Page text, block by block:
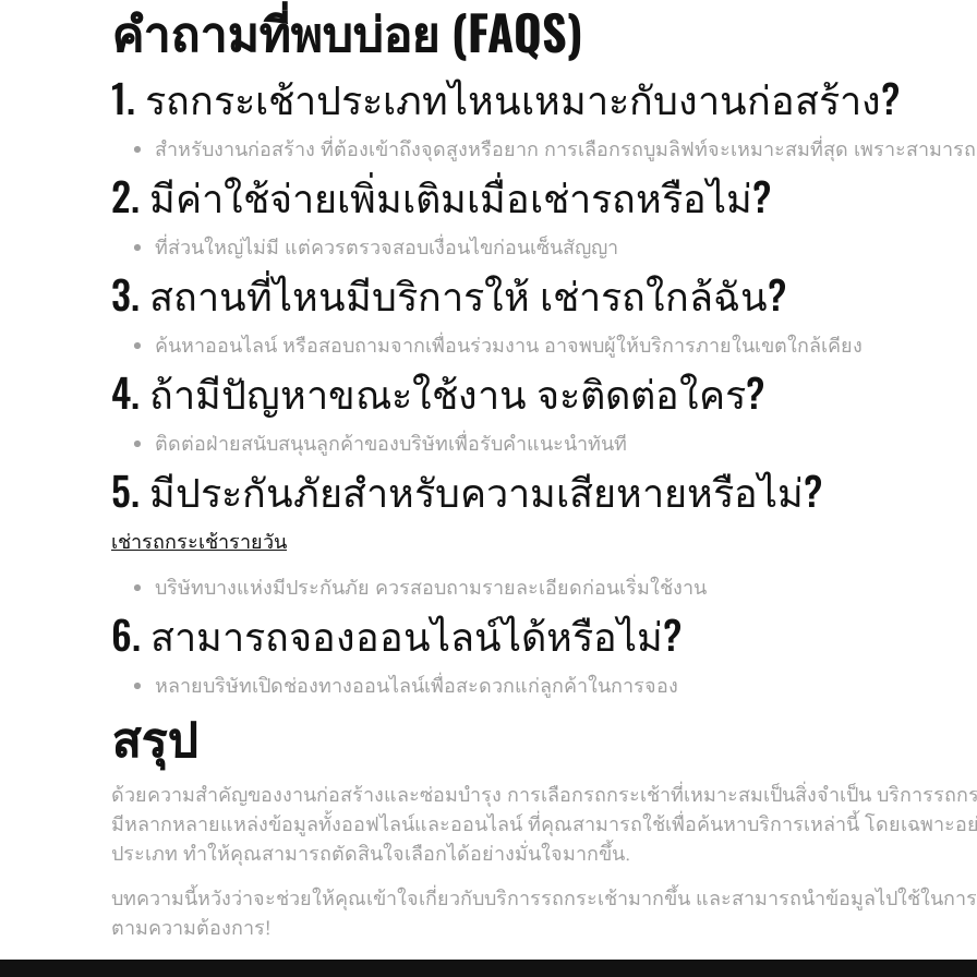
คำถามที่พบบ่อย (FAQS)
1. รถกระเช้าประเภทไหนเหมาะกับงานก่อสร้าง?
สำหรับงานก่อสร้าง ที่ต้องเข้าถึงจุดสูงหรือยาก การเลือกรถบูมลิฟท์จะเหมาะสมที่สุด เพราะสามาร
2. มีค่าใช้จ่ายเพิ่มเติมเมื่อเช่ารถหรือไม่?
ที่ส่วนใหญ่ไม่มี แต่ควรตรวจสอบเงื่อนไขก่อนเซ็นสัญญา
3. สถานที่ไหนมีบริการให้ เช่ารถใกล้ฉัน?
ค้นหาออนไลน์ หรือสอบถามจากเพื่อนร่วมงาน อาจพบผู้ให้บริการภายในเขตใกล้เคียง
4. ถ้ามีปัญหาขณะใช้งาน จะติดต่อใคร?
ติดต่อฝ่ายสนับสนุนลูกค้าของบริษัทเพื่อรับคำแนะนำทันที
5. มีประกันภัยสำหรับความเสียหายหรือไม่?
เช่ารถกระเช้ารายวัน
บริษัทบางแห่งมีประกันภัย ควรสอบถามรายละเอียดก่อนเริ่มใช้งาน
6. สามารถจองออนไลน์ได้หรือไม่?
หลายบริษัทเปิดช่องทางออนไลน์เพื่อสะดวกแก่ลูกค้าในการจอง
สรุป
ด้วยความสำคัญของงานก่อสร้างและซ่อมบำรุง การเลือกรถกระเช้าที่เหมาะสมเป็นสิ่งจำเป็น บริการรถ
มีหลากหลายแหล่งข้อมูลทั้งออฟไลน์และออนไลน์ ที่คุณสามารถใช้เพื่อค้นหาบริการเหล่านี้ โดยเฉพาะอ
ประเภท ทำให้คุณสามารถตัดสินใจเลือกได้อย่างมั่นใจมากขึ้น.
บทความนี้หวังว่าจะช่วยให้คุณเข้าใจเกี่ยวกับบริการรถกระเช้ามากขึ้น และสามารถนำข้อมูลไปใช้ในกา
ตามความต้องการ!